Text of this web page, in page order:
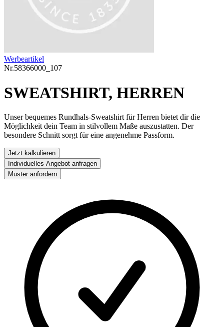
Werbeartikel
Nr.58366000_107
SWEATSHIRT, HERREN
Unser bequemes Rundhals-Sweatshirt für Herren bietet dir die
Möglichkeit dein Team in stilvollem Maße auszustatten. Der
besondere Schnitt sorgt für eine angenehme Passform.
Jetzt kalkulieren
Individuelles Angebot anfragen
Muster anfordern